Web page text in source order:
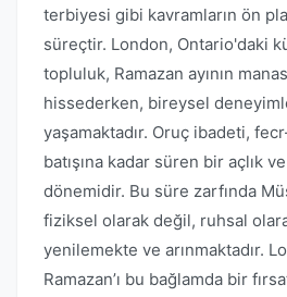
terbiyesi gibi kavramların ön
süreçtir. London, Ontario'daki
topluluk, Ramazan ayının
hissederken, bireysel
yaşamaktadır. Oruç ibadeti,
batışına kadar süren bir açlık
dönemidir. Bu süre zarfında
fiziksel olarak değil, ruhsal
yenilemekte ve arınmaktadır.
Ramazan’ı bu bağlamda bir